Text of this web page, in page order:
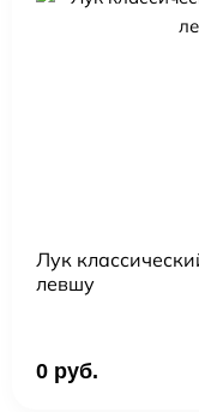
Лук
левшу
0 руб.